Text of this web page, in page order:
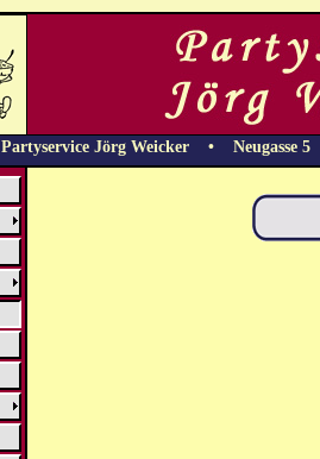
Partyservice Jörg Weicker • Neugasse